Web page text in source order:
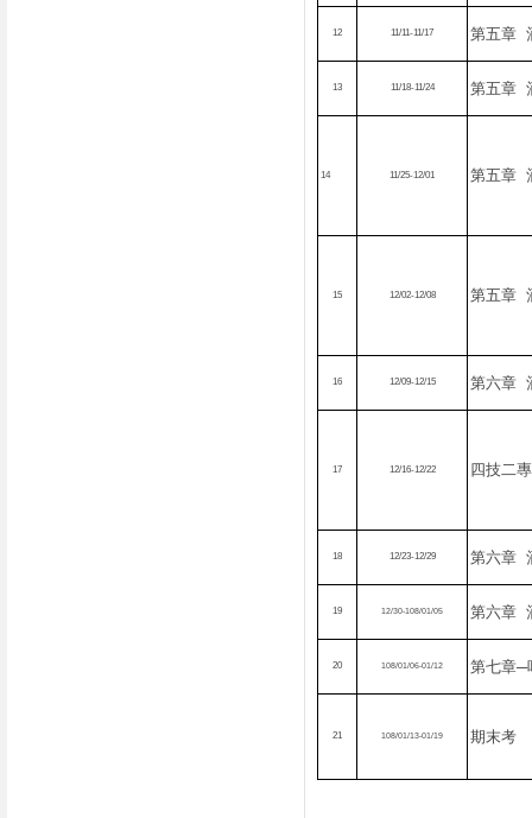
12 11/11-11/17 第五章
13 11/18-11/24 第五章
14 11/25-12/01 第五章
15 12/02-12/08 第五章
16 12/09-12/15 第六章
17 12/16-12/22 四技二
18 12/23-12/29 第六章
19 12/30-108/01/05 第六章
20 108/01/06-01/12 第七章─
21 108/01/13-01/19 期末考